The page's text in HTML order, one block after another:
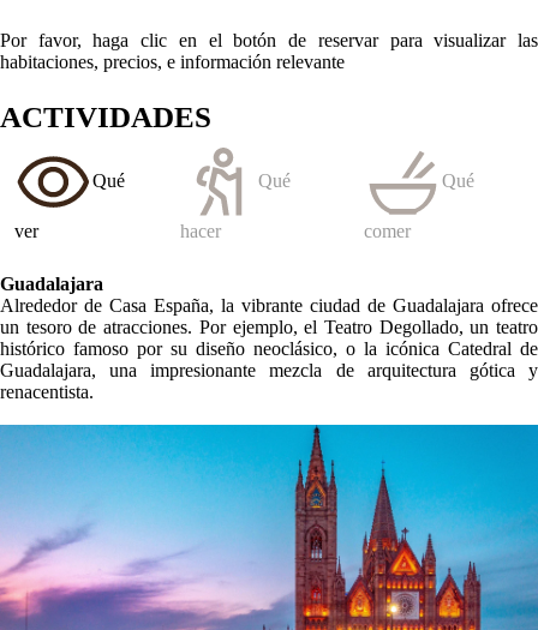
Por favor, haga clic en el botón de reservar para visualizar las
habitaciones, precios, e información relevante
ACTIVIDADES
Qué
ver
Qué
hacer
Qué
comer
Guadalajara
Alrededor de Casa España, la vibrante ciudad de Guadalajara ofrece
un tesoro de atracciones. Por ejemplo, el Teatro Degollado, un teatro
histórico famoso por su diseño neoclásico, o la icónica Catedral de
Guadalajara, una impresionante mezcla de arquitectura gótica y
renacentista.